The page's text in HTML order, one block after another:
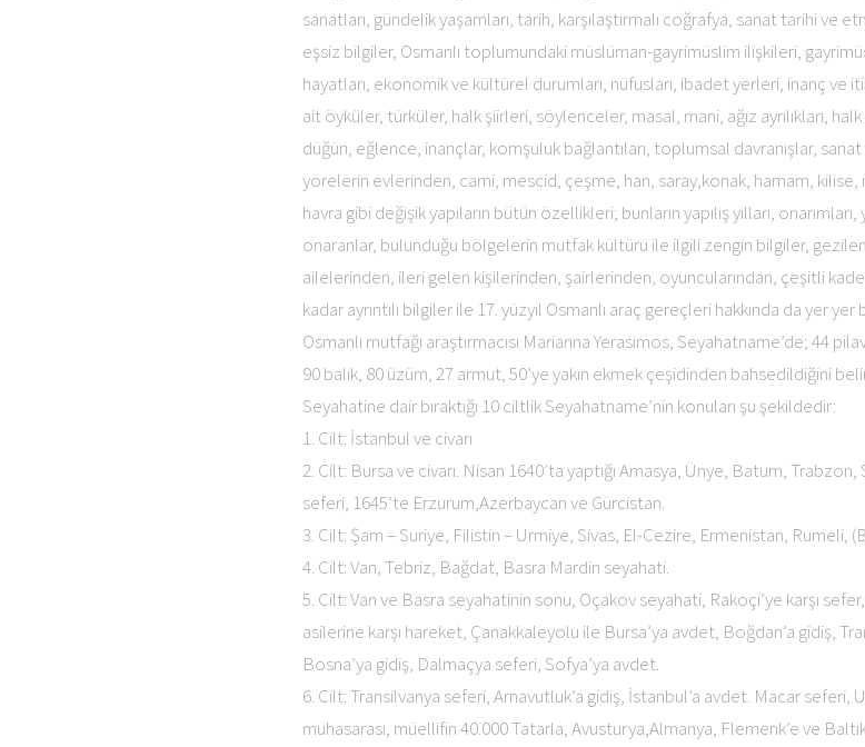
sanatları, gündelik yaşamları, tarih, karşılaştırmalı coğrafya, sanat tarihi ve
eşsiz bilgiler, Osmanlı toplumundaki müslüman-gayrimüslim ilişkileri,
hayatları, ekonomik ve kültürel durumları, nüfusları, ibadet yerleri, inanç ve
ait öyküler, türküler, halk şiirleri, söylenceler, masal, mani, ağız ayrılıkları,
düğün, eğlence, inançlar, komşuluk bağlantıları, toplumsal davranışlar,
yörelerin evlerinden, cami, mescid, çeşme, han, saray,konak, hamam, kilise,
havra gibi değişik yapıların bütün özellikleri; bunların yapılış yılları,
onaranlar, bulunduğu bölgelerin mutfak kültürü ile ilgili zengin bilgiler,
ailelerinden, ileri gelen kişilerinden, şairlerinden, oyuncularından, çeşitli
kadar ayrıntılı bilgiler ile 17. yüzyıl Osmanlı araç gereçleri hakkında da yer
Osmanlı mutfağı araştırmacısı Marianna Yerasimos, Seyahatname’de; 44
90 balık, 80 üzüm, 27 armut, 50’ye yakın ekmek çeşidinden bahsedildiğini
Seyahatine dair bıraktığı 10 ciltlik Seyahatname’nin konuları şu şekildedir:
1. Cilt: İstanbul ve civarı
2. Cilt: Bursa ve civarı. Nisan 1640’ta yaptığı Amasya, Ünye, Batum,
seferi, 1645’te Erzurum,Azerbaycan ve Gürcistan.
3. Cilt: Şam – Suriye, Filistin – Urmiye, Sivas, El-Cezire, Ermenistan, Rumeli,
4. Cilt: Van, Tebriz, Bağdat, Basra Mardin seyahati.
5. Cilt: Van ve Basra seyahatinin sonu, Oçakov seyahati, Rakoçi’ye karşı
asilerine karşı hareket, Çanakkaleyolu ile Bursa’ya avdet, Boğdan’a gidiş,
Bosna’ya gidiş, Dalmaçya seferi, Sofya’ya avdet.
6. Cilt: Transilvanya seferi, Arnavutluk’a gidiş, İstanbul’a avdet. Macar seferi,
muhasarası, müellifin 40.000 Tatarla, Avusturya,Almanya, Flemenk’e ve